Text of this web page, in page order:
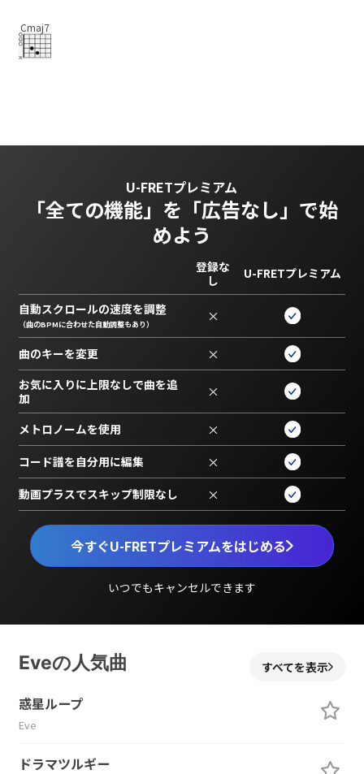
Cmaj7
U-FRETプレミアム
「全ての機能」を 「広告なし」で始
めよう
今すぐU-FRETプレミアムをはじめる
いつでもキャンセルできます
登録な
し
U-FRETプレミアム
自動スクロールの速度を調整
（曲のBPMに合わせた自動調整もあり） ×
曲のキーを変更 ×
お気に入りに上限なしで曲を追
加
×
メトロノームを使用 ×
コード譜を自分用に編集 ×
動画プラスでスキップ制限なし ×
Eveの人気曲 すべてを表示
惑星ループ
Eve
ドラマツルギー